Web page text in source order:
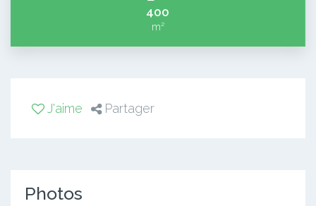
400
m²
J'aime Partager
Photos